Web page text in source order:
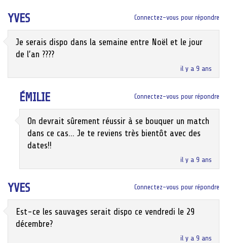
YVES
il y a 9 ans
Je serais dispo dans la semaine entre Noël et le jour
de l’an ????
Connectez-vous pour répondre
ÉMILIE
il y a 9 ans
On devrait sûrement réussir à se bouquer un match
dans ce cas… Je te reviens très bientôt avec des
dates!!
Connectez-vous pour répondre
YVES
il y a 9 ans
Est-ce les sauvages serait dispo ce vendredi le 29
décembre?
Connectez-vous pour répondre